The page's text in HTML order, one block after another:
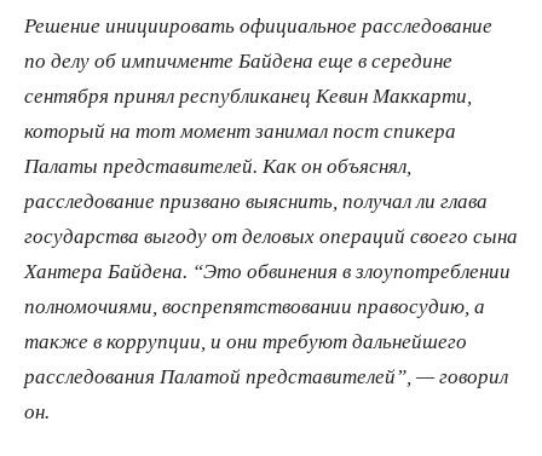
Решение инициировать официальное расследование
по делу об импичменте Байдена еще в середине
сентября принял республиканец Кевин Маккарти,
который на тот момент занимал пост спикера
Палаты представителей. Как он объяснял,
расследование призвано выяснить, получал ли глава
государства выгоду от деловых операций своего сына
Хантера Байдена. “Это обвинения в злоупотреблении
полномочиями, воспрепятствовании правосудию, а
также в коррупции, и они требуют дальнейшего
расследования Палатой представителей”, — говорил
он.